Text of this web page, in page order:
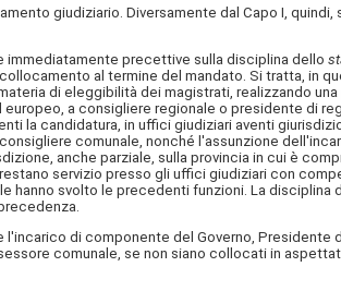
giudiziario. Diversamente dal Capo I,
immediatamente precettive sulla disciplina dello
al termine del mandato. Si tratta, in
di eleggibilità dei magistrati, realizzando
a consigliere regionale o presidente di
la candidatura, in uffici giudiziari aventi
comunale, nonché l'assunzione
anche parziale, sulla provincia in cui è
servizio presso gli uffici giudiziari con
hanno svolto le precedenti funzioni. La
di componente del Governo, Presidente
comunale, se non siano collocati in